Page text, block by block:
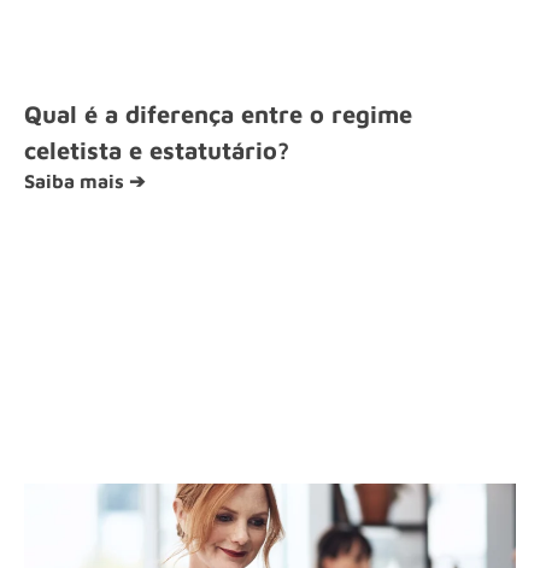
Qual é a diferença entre o regime
celetista e estatutário?
Saiba mais ➔